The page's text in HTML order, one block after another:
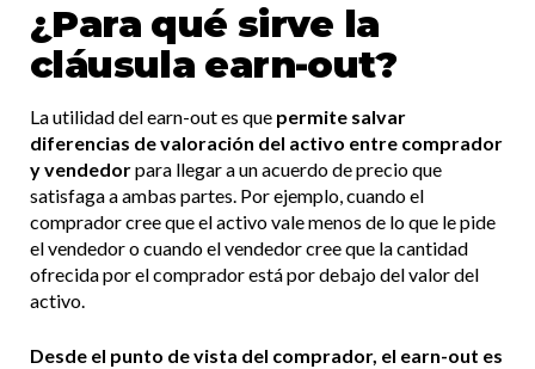
¿Para qué sirve la
cláusula earn-out?
La utilidad del earn-out es que permite salvar
diferencias de valoración del activo entre comprador
y vendedorpara llegar a un acuerdo de precio que
satisfaga a ambas partes. Por ejemplo, cuando el
comprador cree que el activo vale menos de lo que le pide
el vendedor o cuando el vendedor cree que la cantidad
ofrecida por el comprador está por debajo del valor del
activo.
Desde el punto de vista del comprador, el earn-out es